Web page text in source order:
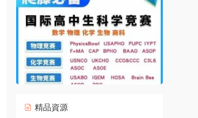
精品資源